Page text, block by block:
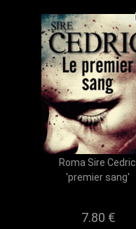
Roma Sire Cedric
'premier sang'
7.80 €